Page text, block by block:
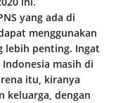
yang ada di
menggunakan
lebih penting. Ingat
masih di
itu, kiranya
keluarga, dengan